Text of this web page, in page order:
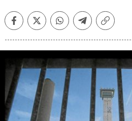
FacebookTwitterWhatsappTelegramCopiar